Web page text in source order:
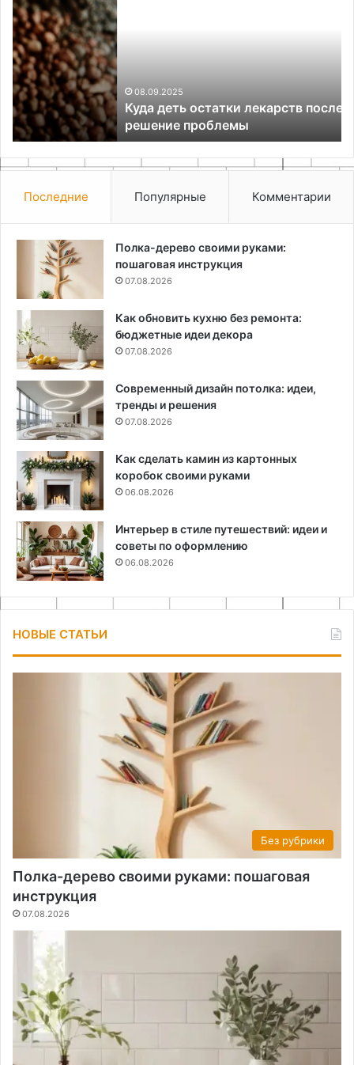
остатки
лекарств
после
лечения:
решение
проблемы
08.09.2025
Куда деть остатки лекарств после лечения:
решение проблемы
Последние Популярные Комментарии
Полка-дерево своими руками:
пошаговая инструкция
07.08.2026
Как обновить кухню без ремонта:
бюджетные идеи декора
07.08.2026
Современный дизайн потолка: идеи,
тренды и решения
07.08.2026
Как сделать камин из картонных
коробок своими руками
06.08.2026
Интерьер в стиле путешествий: идеи и
советы по оформлению
06.08.2026
НОВЫЕ СТАТЬИ
Без рубрики
Полка-дерево своими руками: пошаговая
инструкция
07.08.2026